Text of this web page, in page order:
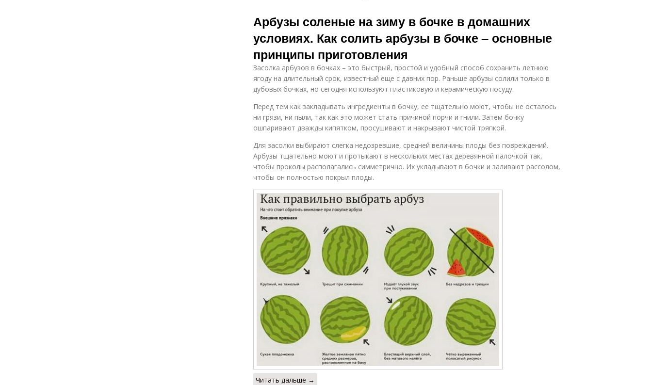
Арбузы соленые на зиму в бочке в домашних
условиях. Как солить арбузы в бочке – основные
принципы приготовления
Засолка арбузов в бочках – это быстрый, простой и удобный способ сохранить летнюю
ягоду на длительный срок, известный еще с давних пор. Раньше арбузы солили только в
дубовых бочках, но сегодня используют пластиковую и керамическую посуду.
Перед тем как закладывать ингредиенты в бочку, ее тщательно моют, чтобы не осталось
ни грязи, ни пыли, так как это может стать причиной порчи и гнили. Затем бочку
ошпаривают дважды кипятком, просушивают и накрывают чистой тряпкой.
Для засолки выбирают слегка недозревшие, средней величины плоды без повреждений.
Арбузы тщательно моют и протыкают в нескольких местах деревянной палочкой так,
чтобы проколы располагались симметрично. Их укладывают в бочки и заливают рассолом,
чтобы он полностью покрыл плоды.
Читать дальше →